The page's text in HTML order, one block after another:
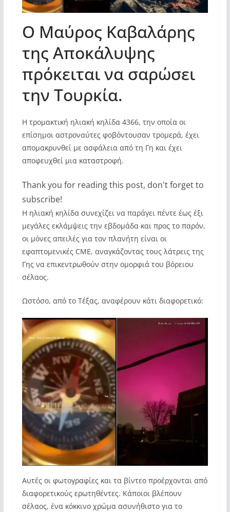
Ο Μαύρος Καβαλάρης
της Αποκάλυψης
πρόκειται να σαρώσει
την Τουρκία.
Η τρομακτική ηλιακή κηλίδα 4366, την οποία οι
επίσημοι αστροναύτες φοβόντουσαν τρομερά, έχει
απομακρυνθεί με ασφάλεια από τη Γη και έχει
αποφευχθεί μια καταστροφή.
Thank you for reading this post, don't forget to
subscribe!
Η ηλιακή κηλίδα συνεχίζει να παράγει πέντε έως έξι
μεγάλες εκλάμψεις την εβδομάδα και προς το παρόν,
οι μόνες απειλές για τον πλανήτη είναι οι
εφαπτομενικές CME, αναγκάζοντας τους λάτρεις της
Γης να επικεντρωθούν στην ομορφιά του βόρειου
σέλαος.
Ωστόσο, από το Τέξας, αναφέρουν κάτι διαφορετικό:
Αυτές οι φωτογραφίες και τα βίντεο προέρχονται από
διαφορετικούς ερωτηθέντες. Κάποιοι βλέπουν
σέλαος, ένα κόκκινο χρώμα ασυνήθιστο για το